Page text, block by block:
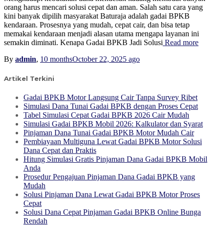
orang harus mencari solusi cepat dan aman. Salah satu cara yang
kini banyak dipilih masyarakat Baturaja adalah gadai BPKB
kendaraan. Prosesnya yang mudah, cepat cair, dan bisa tetap
memakai kendaraan menjadi alasan utama mengapa layanan ini
semakin diminati. Kenapa Gadai BPKB Jadi Solusi Read more
By admin, 10 monthsOctober 22, 2025 ago
Artikel Terkini
Gadai BPKB Motor Langsung Cair Tanpa Survey Ribet
Simulasi Dana Tunai Gadai BPKB dengan Proses Cepat
Tabel Simulasi Cepat Gadai BPKB 2026 Cair Mudah
Simulasi Gadai BPKB Mobil 2026: Kalkulator dan Syarat
Pinjaman Dana Tunai Gadai BPKB Motor Mudah Cair
Pembiayaan Multiguna Lewat Gadai BPKB Motor Solusi
Dana Cepat dan Praktis
Hitung Simulasi Gratis Pinjaman Dana Gadai BPKB Mobil
Anda
Prosedur Pengajuan Pinjaman Dana Gadai BPKB yang
Mudah
Solusi Pinjaman Dana Lewat Gadai BPKB Motor Proses
Cepat
Solusi Dana Cepat Pinjaman Gadai BPKB Online Bunga
Rendah